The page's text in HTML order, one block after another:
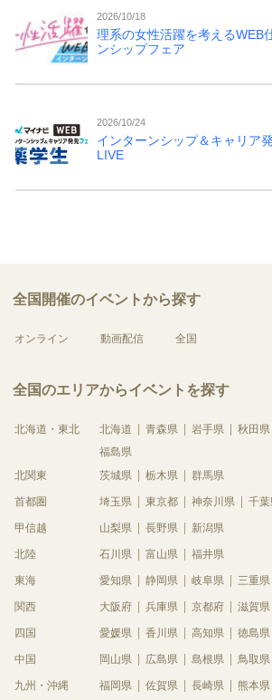
2026/10/18
理系の女性活躍を考えるWEB
ンシップフェア
2026/10/24
インターンシップ＆キャリア
LIVE
全国開催のイベントから探す
オンライン 動画配信 全国
全国のエリアからイベントを探す
北海道・東北 北海道 青森県 岩手県 秋田県
福島県
北関東
茨城県 栃木県 群馬県
首都圏 埼玉県 東京都 神奈川県 千
甲信越 山梨県 長野県 新潟県
北陸 石川県 富山県 福井県
東海 愛知県 静岡県 岐阜県 三重県
関西 大阪府 兵庫県 京都府 滋賀県
四国 愛媛県 香川県 高知県 徳島県
中国 岡山県 広島県 島根県 鳥取県
九州・沖縄 福岡県 佐賀県 長崎県 熊本県